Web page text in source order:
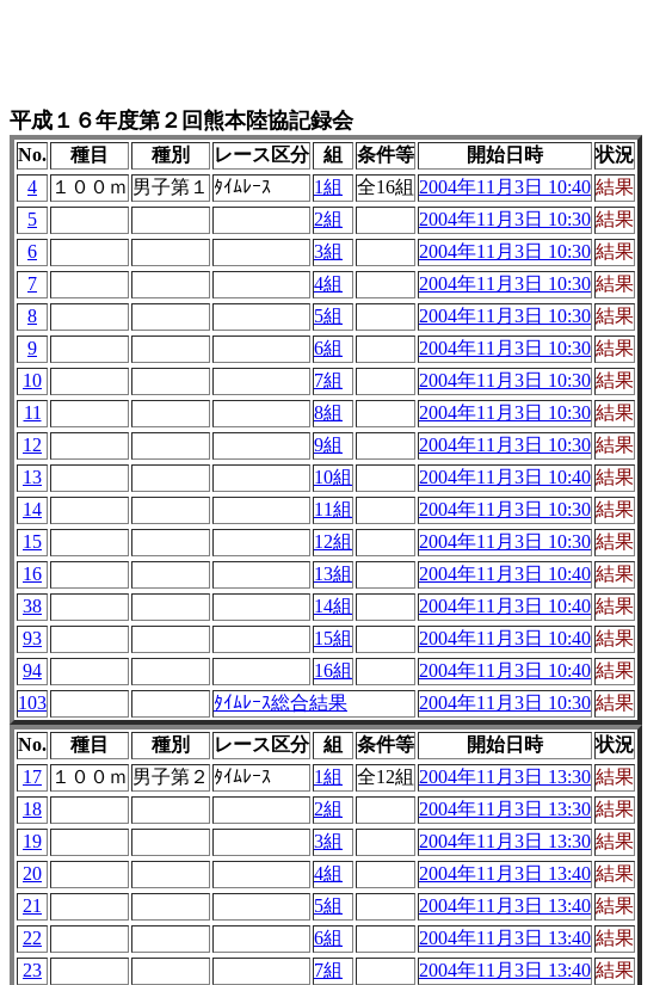
平成１６年度第２回熊本陸協記録会
No. 種目 種別 レース区分 組 条件等 開始日時
状況
4
１００ｍ 男子第１ ﾀｲﾑﾚｰｽ 1組 全16組 2004年11月3日 10:40 結果
5
2組 2004年11月3日 10:30 結果
6
3組 2004年11月3日 10:30 結果
7
4組 2004年11月3日 10:30 結果
8
5組 2004年11月3日 10:30 結果
9
6組 2004年11月3日 10:30 結果
10
7組 2004年11月3日 10:30 結果
11
8組 2004年11月3日 10:30 結果
12
9組 2004年11月3日 10:30 結果
13
10組 2004年11月3日 10:40 結果
14
11組 2004年11月3日 10:30 結果
15
12組 2004年11月3日 10:30 結果
16
13組 2004年11月3日 10:40 結果
38
14組 2004年11月3日 10:40 結果
93
15組 2004年11月3日 10:40 結果
94
16組 2004年11月3日 10:40 結果
103
ﾀｲﾑﾚｰｽ総合結果 2004年11月3日 10:30 結果
No. 種目 種別 レース区分 組 条件等 開始日時
状況
17
１００ｍ 男子第２ ﾀｲﾑﾚｰｽ 1組 全12組 2004年11月3日 13:30 結果
18
2組 2004年11月3日 13:30 結果
19
3組 2004年11月3日 13:30 結果
20
4組 2004年11月3日 13:40 結果
21
5組 2004年11月3日 13:40 結果
22
6組 2004年11月3日 13:40 結果
23
7組 2004年11月3日 13:40 結果